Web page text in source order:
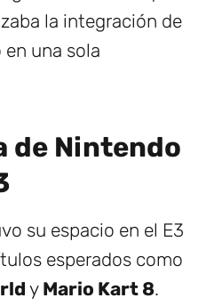
la integración de
una sola
de Nintendo
su espacio en el E3
esperados como
y Mario Kart 8.